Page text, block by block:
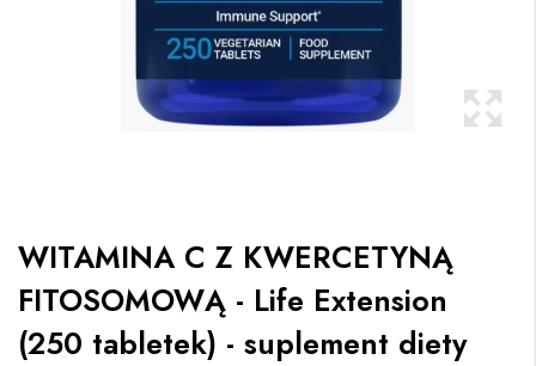
WITAMINA C Z KWERCETYNĄ
FITOSOMOWĄ - Life Extension
(250 tabletek) - suplement diety